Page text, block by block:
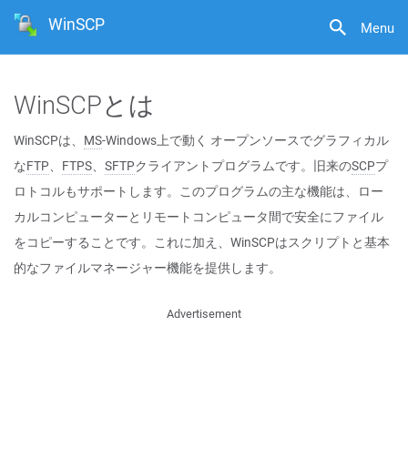
Menu
WinSCP
WinSCPとは
WinSCPは、 MS-Windows上で動く オープンソースでグラフィカル
なFTP、 FTPS、 SFTPクライアントプログラムです。旧来のSCPプ
ロトコルもサポートします。このプログラムの主な機能は、ロー
カルコンピューターとリモートコンピュータ間で安全にファイル
をコピーすることです。これに加え、WinSCPはスクリプトと基本
的なファイルマネージャー機能を提供します。
Advertisement